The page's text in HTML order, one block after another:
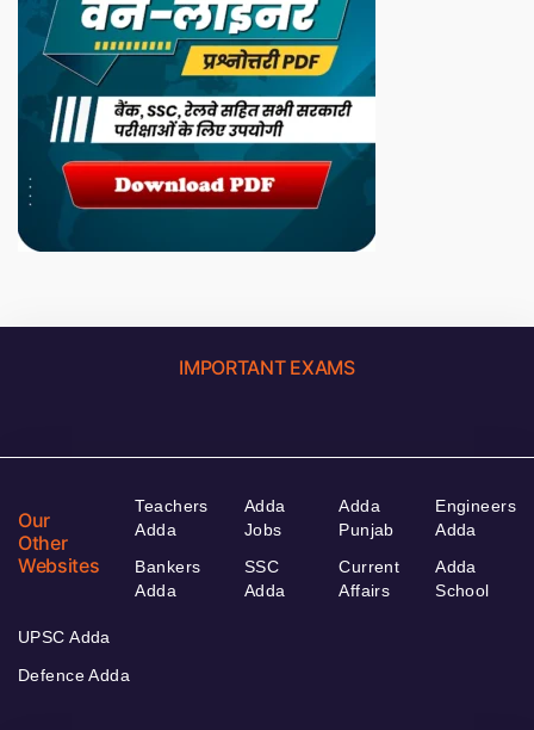
IMPORTANT EXAMS
Our
Other
Websites
Teachers
Adda
Bankers
Adda
Adda
Jobs
SSC
Adda
Adda
Punjab
Current
Affairs
Engineers
Adda
Adda
School
UPSC Adda
Defence Adda